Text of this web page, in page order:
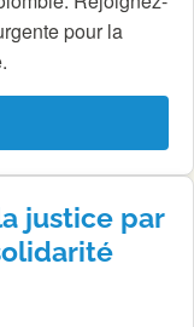
pour la
justice par